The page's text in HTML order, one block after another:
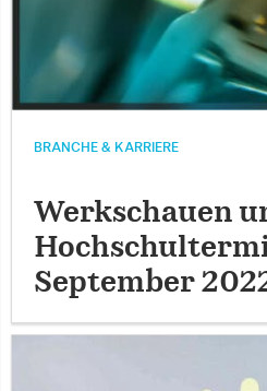
BRANCHE & KARRIERE
Werkschauen
September